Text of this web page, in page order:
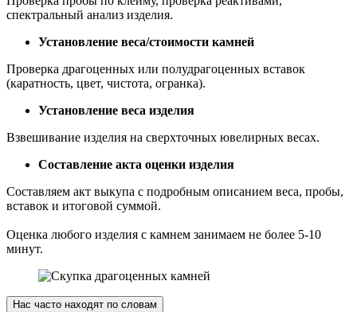
спектральный анализ изделия.
Установление веса/стоимости камней
Проверка драгоценных или полудрагоценных вставок
(каратность, цвет, чистота, огранка).
Установление веса изделия
Взвешивание изделия на сверхточных ювелирных весах.
Составление акта оценки изделия
Составляем акт выкупа с подробным описанием веса, пробы,
вставок и итоговой суммой.
Оценка любого изделия с камнем занимаем не более 5-10
минут.
Нас часто находят по словам